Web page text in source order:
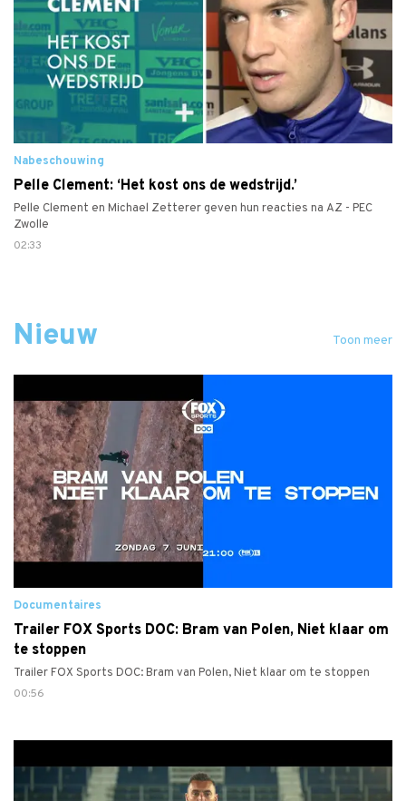
Nabeschouwing
Pelle Clement: ‘Het kost ons de wedstrijd.’
Pelle Clement en Michael Zetterer geven hun reacties na AZ - PEC
Zwolle
02:33
Nieuw Toon meer
Documentaires
Trailer FOX Sports DOC: Bram van Polen, Niet klaar om
te stoppen
Trailer FOX Sports DOC: Bram van Polen, Niet klaar om te stoppen
00:56